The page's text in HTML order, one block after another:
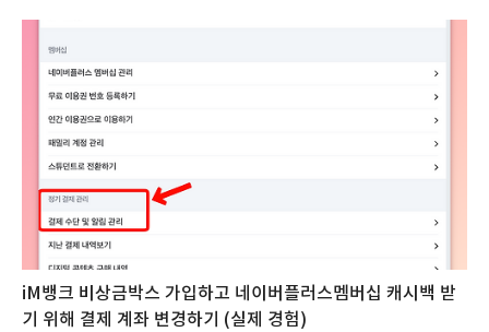
iM뱅크 비상금박스 가입하고 네이버플러스멤버십 캐시백 받
기 위해 결제 계좌 변경하기 (실제 경험)